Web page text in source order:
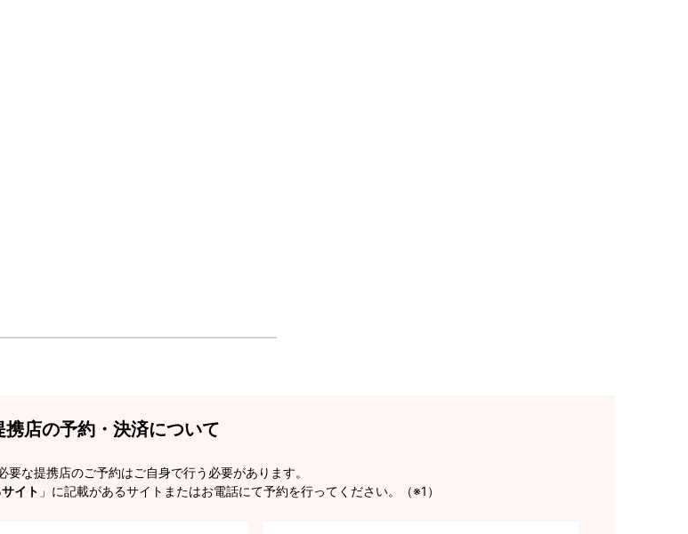
携店の予約・決済について
要な提携店のご予約はご自身で行う必要があります。
イト 」に記載があるサイトまたはお電話にて予約を行ってください。（※1）